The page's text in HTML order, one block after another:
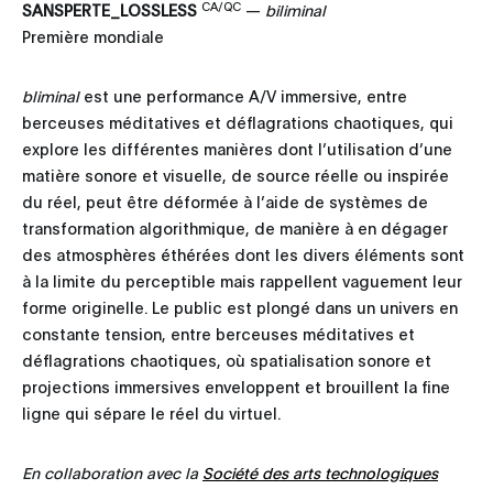
SANSPERTE_LOSSLESS CA/QC — biliminal
Première mondiale
bliminalest une performance A/V immersive, entre
berceuses méditatives et déflagrations chaotiques, qui
explore les différentes manières dont l’utilisation d’une
matière sonore et visuelle, de source réelle ou inspirée
du réel, peut être déformée à l’aide de systèmes de
transformation algorithmique, de manière à en dégager
des atmosphères éthérées dont les divers éléments sont
à la limite du perceptible mais rappellent vaguement leur
forme originelle. Le public est plongé dans un univers en
constante tension, entre berceuses méditatives et
déflagrations chaotiques, où spatialisation sonore et
projections immersives enveloppent et brouillent la fine
ligne qui sépare le réel du virtuel.
En collaboration avec la Société des arts technologiques